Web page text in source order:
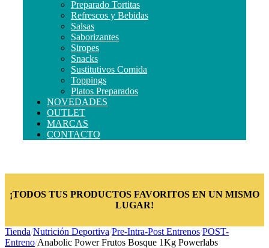
Preparado Tortitas
Refrescos y Bebidas
Salsas
Saborizantes
Siropes
Snacks
Sustitutivos Comida
Toppings
Platos Preparados
NOVEDADES
OUTLET
MARCAS
CONTACTO
¡TODOS TUS PRODUCTOS FAVORITOS EN UN MISMO
LUGAR!
Tienda/Nutrición Deportiva/Pre-Intra-Post Entrenos/POST-
Entreno/Anabolic Power Frutos Bosque 1Kg Powerlabs